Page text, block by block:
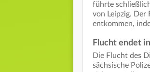
führte
von Leipzig. Der
entkommen,
Flucht endet in
Die Flucht des
sächsische